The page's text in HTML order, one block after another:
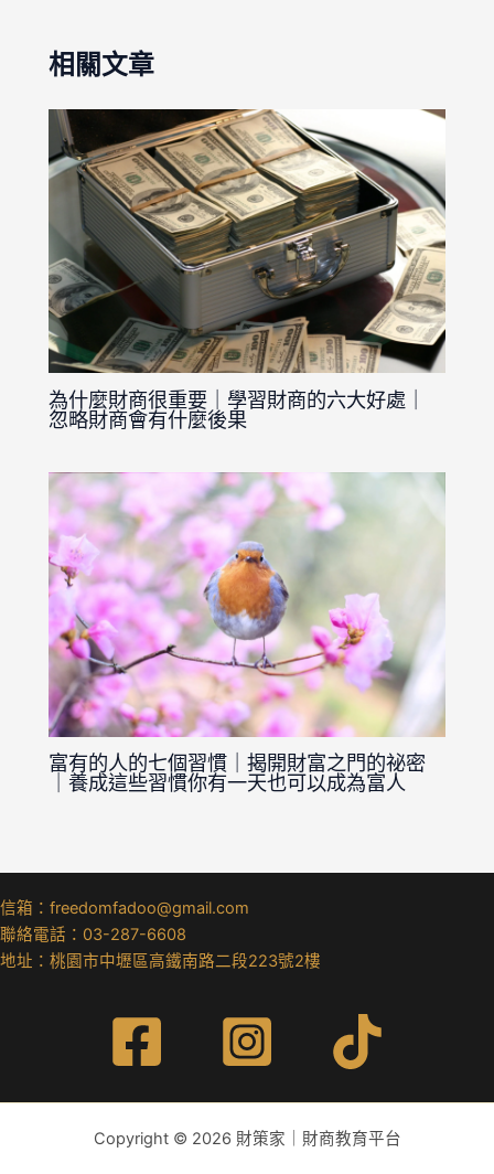
相關文章
為什麼財商很重要｜學習財商的六大好處｜
忽略財商會有什麼後果
富有的人的七個習慣｜揭開財富之門的祕密
｜養成這些習慣你有一天也可以成為富人
信箱：freedomfadoo@gmail.com
聯絡電話：03-287-6608
地址：桃園市中壢區高鐵南路二段223號2樓
Copyright © 2026 財策家｜財商教育平台